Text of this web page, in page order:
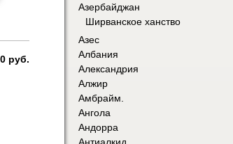
руб.
Азербайджан
Ширванское ханство
Азес
Албания
Александрия
Алжир
Амбрайм.
Ангола
Андорра